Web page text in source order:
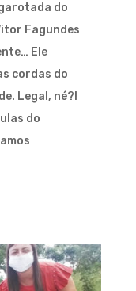
do
Fagundes
Ele
cordas do
Legal, né?!
do